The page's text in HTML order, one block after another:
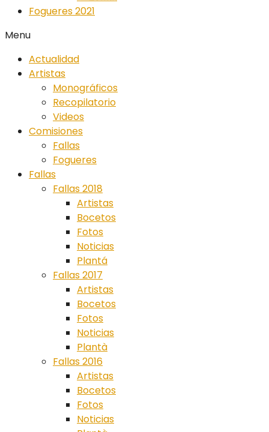
Fogueres 2021
Menu
Actualidad
Artistas
Monográficos
Recopilatorio
Videos
Comisiones
Fallas
Fogueres
Fallas
Fallas 2018
Artistas
Bocetos
Fotos
Noticias
Plantá
Fallas 2017
Artistas
Bocetos
Fotos
Noticias
Plantà
Fallas 2016
Artistas
Bocetos
Fotos
Noticias